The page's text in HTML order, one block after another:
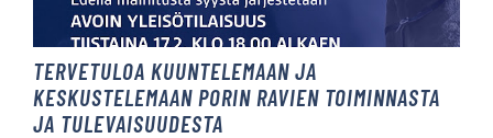
TERVETULOA KUUNTELEMAAN JA
KESKUSTELEMAAN PORIN RAVIEN TOIMINNASTA
JA TULEVAISUUDESTA